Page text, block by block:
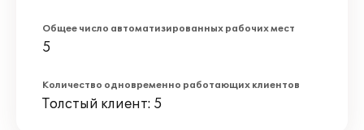
Общее число автоматизированных рабочих мест
5
Количество одновременно работающих клиентов
Толстый клиент: 5